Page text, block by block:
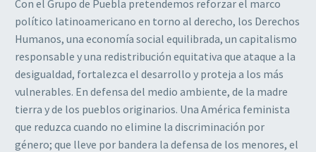
Con el Grupo de Puebla pretendemos reforzar el marco
político latinoamericano en torno al derecho, los Derechos
Humanos, una economía social equilibrada, un capitalismo
responsable y una redistribución equitativa que ataque a la
desigualdad, fortalezca el desarrollo y proteja a los más
vulnerables. En defensa del medio ambiente, de la madre
tierra y de los pueblos originarios. Una América feminista
que reduzca cuando no elimine la discriminación por
género; que lleve por bandera la defensa de los menores, el